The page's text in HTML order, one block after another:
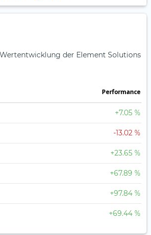
der Element Solutions
Perfor­mance
+7.05 %
-13.02 %
+23.65 %
+67.89 %
+97.84 %
+69.44 %